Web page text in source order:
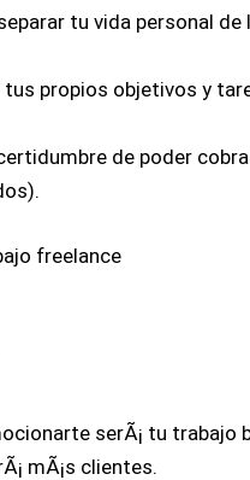
tu vida personal de
tus propios objetivos y
de poder
freelance
serÃ¡ tu trabajo
mÃ¡s clientes.